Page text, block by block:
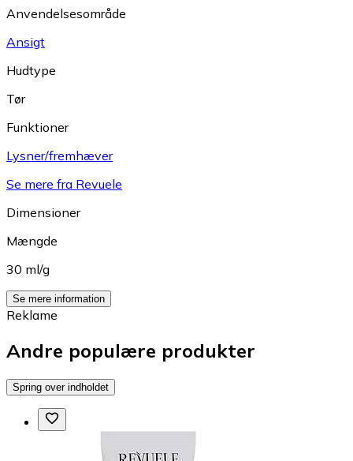
Anvendelsesområde
Ansigt
Hudtype
Tør
Funktioner
Lysner/fremhæver
Se mere fra Revuele
Dimensioner
Mængde
30 ml/g
Se mere information
Reklame
Andre populære produkter
Spring over indholdet